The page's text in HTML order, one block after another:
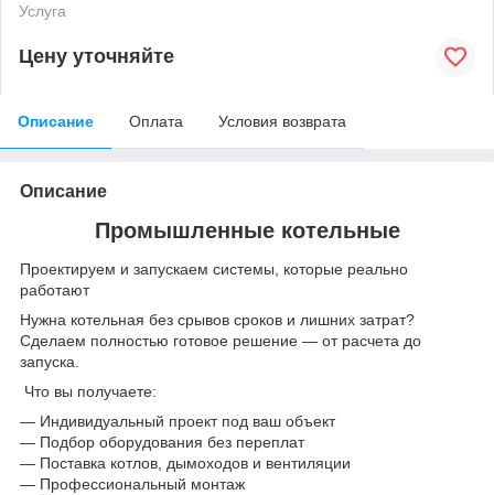
Услуга
Цену уточняйте
Описание Оплата Условия возврата
Описание
Промышленные котельные
Проектируем и запускаем системы, которые реально
работают
Нужна котельная без срывов сроков и лишних затрат?
Сделаем полностью готовое решение — от расчета до
запуска.
Что вы получаете:
— Индивидуальный проект под ваш объект
— Подбор оборудования без переплат
— Поставка котлов, дымоходов и вентиляции
— Профессиональный монтаж